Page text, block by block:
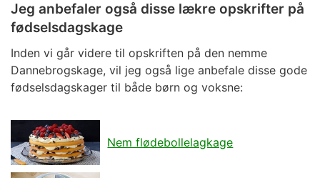
Jeg anbefaler også disse lækre opskrifter på
fødselsdagskage
Inden vi går videre til opskriften på den nemme
Dannebrogskage, vil jeg også lige anbefale disse gode
fødselsdagskager til både børn og voksne:
Nem flødebollelagkage